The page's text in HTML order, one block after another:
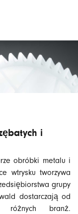
i
obróbki metalu i
wtrysku tworzywa
grupy
dostarczają od
branż.